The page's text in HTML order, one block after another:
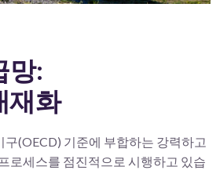
망:
재화
(OECD) 기준에 부합하는 강력하고
로세스를 점진적으로 시행하고 있습